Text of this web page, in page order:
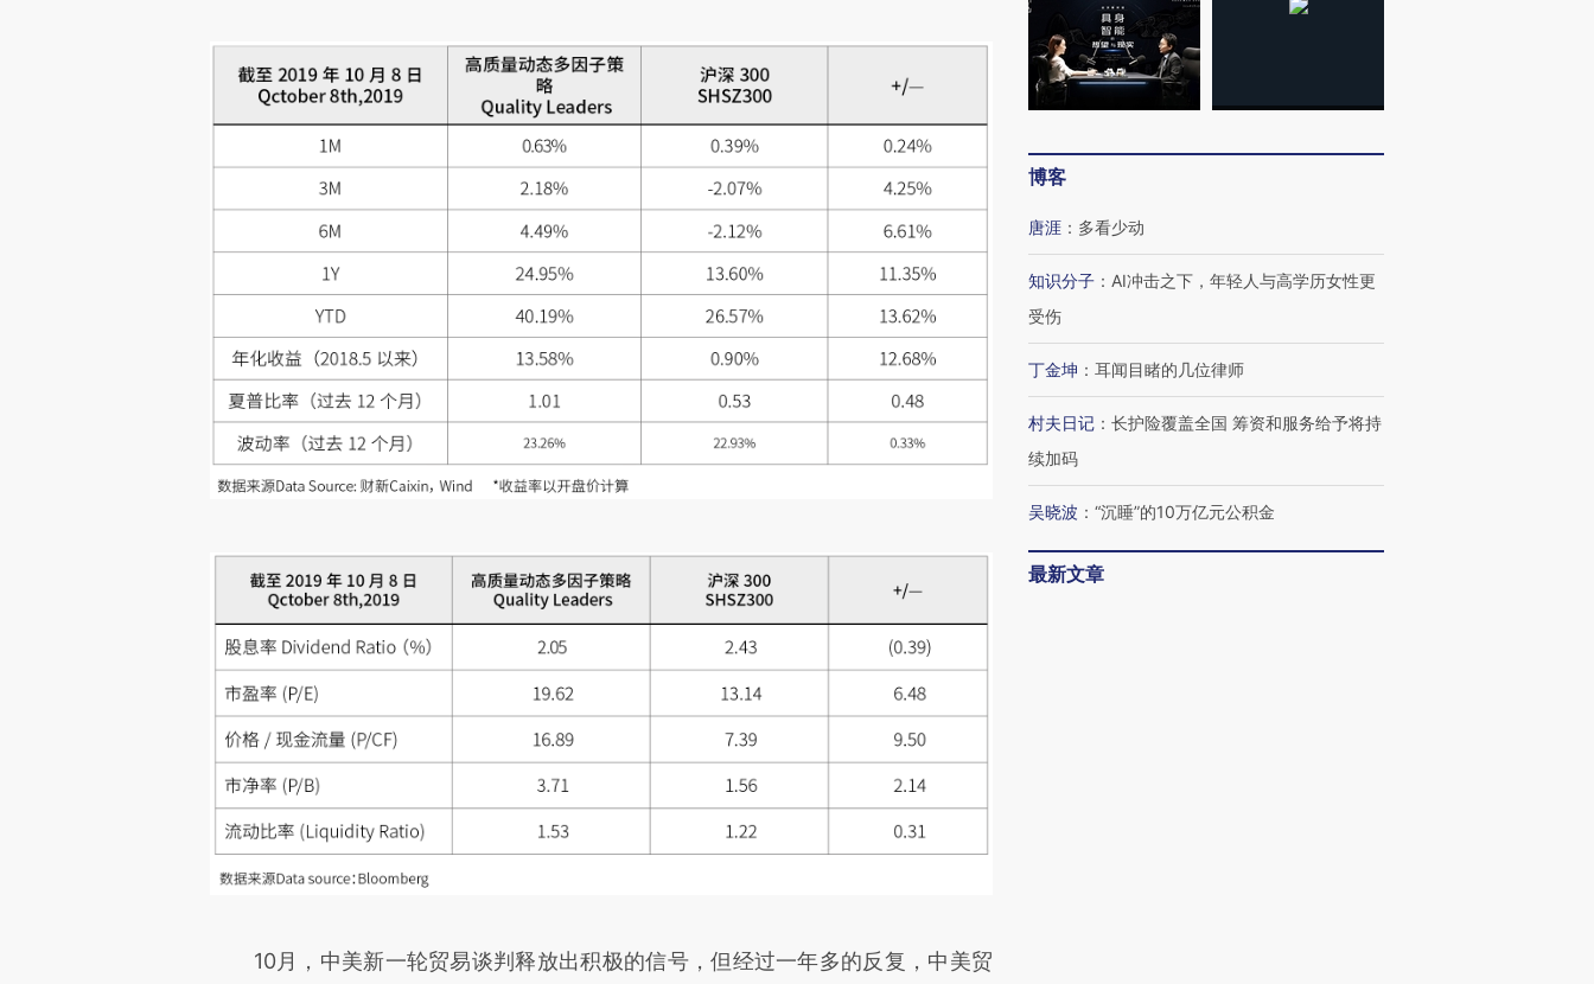
10月，中美新一轮贸易谈判释放出积极的信号，但经过一年多的反复，中美贸
博客
唐涯 ： 多看少动
知识分子 ： AI冲击之下，年轻人与高学历女性更
受伤
丁金坤 ： 耳闻目睹的几位律师
村夫日记 ： 长护险覆盖全国 筹资和服务给予将持
续加码
吴晓波 ： “沉睡”的10万亿元公积金
最新文章